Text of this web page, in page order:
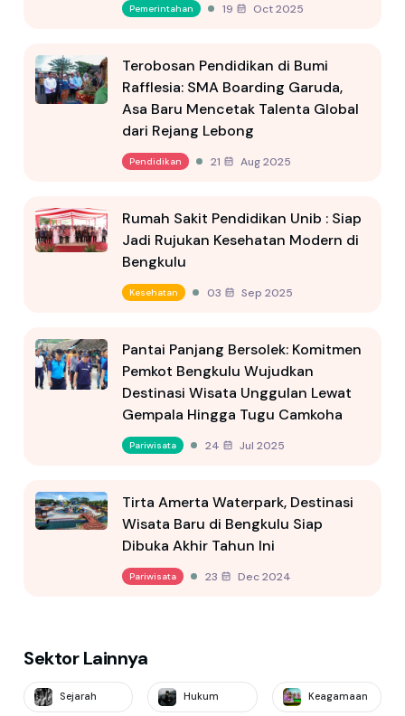
Pemerintahan 19 Oct 2025
Terobosan Pendidikan di Bumi
Rafflesia: SMA Boarding Garuda,
Asa Baru Mencetak Talenta Global
dari Rejang Lebong
Pendidikan 21 Aug 2025
Rumah Sakit Pendidikan Unib : Siap
Jadi Rujukan Kesehatan Modern di
Bengkulu
Kesehatan 03 Sep 2025
Pantai Panjang Bersolek: Komitmen
Pemkot Bengkulu Wujudkan
Destinasi Wisata Unggulan Lewat
Gempala Hingga Tugu Camkoha
Pariwisata 24 Jul 2025
Tirta Amerta Waterpark, Destinasi
Wisata Baru di Bengkulu Siap
Dibuka Akhir Tahun Ini
Pariwisata 23 Dec 2024
Sektor Lainnya
Sejarah Hukum Keagamaan